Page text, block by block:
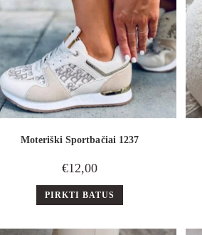
Moteriški Sportbačiai 1237
€12,00
PIRKTI BATUS